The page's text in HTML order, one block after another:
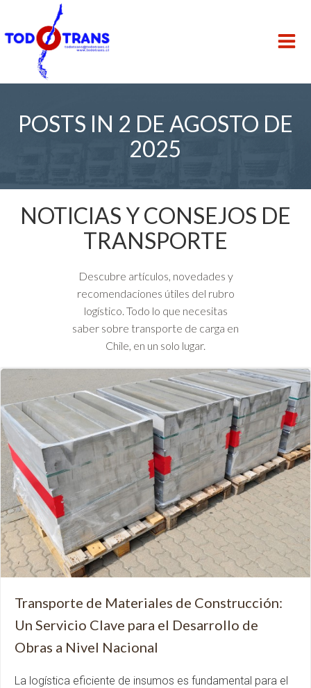
POSTS IN 2 DE AGOSTO DE
2025
NOTICIAS Y CONSEJOS DE
TRANSPORTE
Descubre artículos, novedades y
recomendaciones útiles del rubro
logístico. Todo lo que necesitas
saber sobre transporte de carga en
Chile, en un solo lugar.
Transporte de Materiales de Construcción:
Un Servicio Clave para el Desarrollo de
Obras a Nivel Nacional
La logística eficiente de insumos es fundamental para el